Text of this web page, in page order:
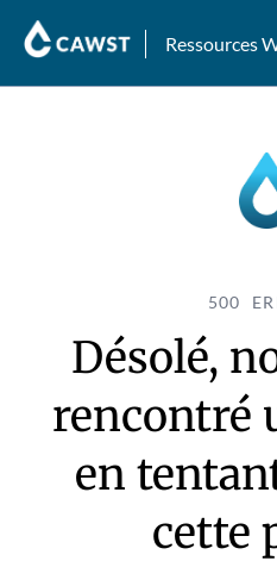
Ressources
500
Désolé,
rencontré
en
cette